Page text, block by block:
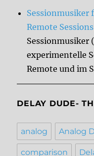
Sessionmusiker
Remote
Sessionmusiker
experimentelle
Remote und im
DELAY DUDE-
analog Analog
comparison